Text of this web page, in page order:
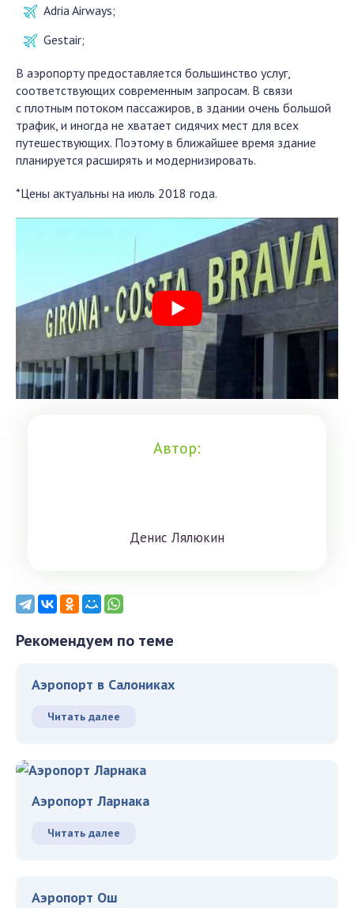
Adria Airways;
Gestair;
В аэропорту предоставляется большинство услуг,
соответствующих современным запросам. В связи
с плотным потоком пассажиров, в здании очень большой
трафик, и иногда не хватает сидячих мест для всех
путешествующих. Поэтому в ближайшее время здание
планируется расширять и модернизировать.
*Цены актуальны на июль 2018 года.
Автор:
Дeниc Лялюкин
Рекомендуем по теме
Аэропорт в Салониках
Читать далее
Аэропорт Ларнака
Читать далее
Аэропорт Ош